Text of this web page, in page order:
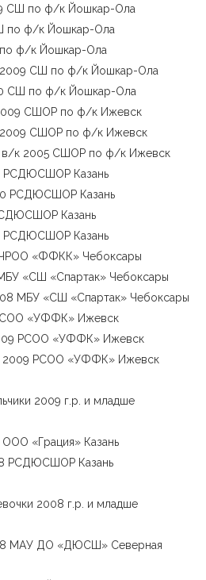
СШ по ф/к Йошкар-Ола
по ф/к Йошкар-Ола
по ф/к Йошкар-Ола
2009 СШ по ф/к Йошкар-Ола
СШ по ф/к Йошкар-Ола
СШОР по ф/к Ижевск
2009 СШОР по ф/к Ижевск
в/к 2005 СШОР по ф/к Ижевск
РСДЮСШОР Казань
РСДЮСШОР Казань
Казань
РСДЮСШОР Казань
ЧРОО «ФФКК» Чебоксары
«СШ «Спартак» Чебоксары
МБУ «СШ «Спартак» Чебоксары
«УФФК» Ижевск
РСОО «УФФК» Ижевск
2009 РСОО «УФФК» Ижевск
2009 г.р. и младше
«Грация» Казань
РСДЮСШОР Казань
2008 г.р. и младше
МАУ ДО «ДЮСШ» Северная